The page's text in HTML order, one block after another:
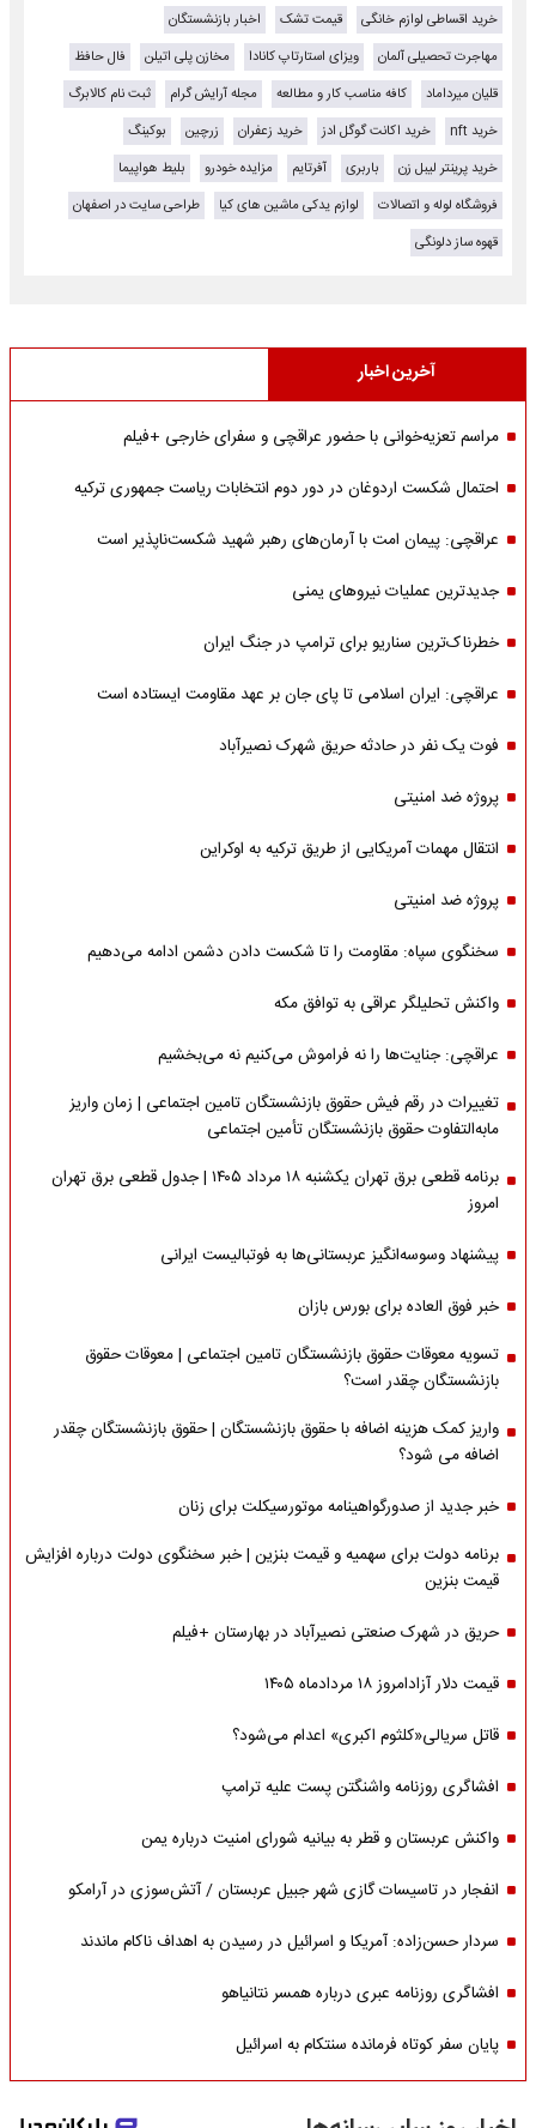
خرید اقساطی لوازم خانگی قیمت تشک
اخبار بازنشستگان
مهاجرت تحصیلی آلمان
ویزای استارتاپ کانادا مخازن پلی اتیلن
فال حافظ
قلیان میرداماد
کافه مناسب کار و مطالعه مجله آرایش گرام
ثبت نام کالابرگ
خرید nft
خرید اکانت گوگل ادز خرید زعفران زرچین
بوکینگ
خرید پرینتر لیبل زن
باربری آفرتایم مزایده خودرو
بلیط هواپیما
فروشگاه لوله و اتصالات
لوازم یدکی ماشین های کیا
طراحی سایت در اصفهان
قهوه ساز دلونگی
آخرین اخبار
مراسم تعزیه‌خوانی با حضور عراقچی و سفرای خارجی +فیلم
احتمال شکست اردوغان در دور دوم انتخابات ریاست جمهوری ترکیه
عراقچی: پیمان امت با آرمان‌های رهبر شهید شکست‌ناپذیر است
جدیدترین عملیات نیروهای یمنی
خطرناک‌ترین سناریو برای ترامپ در جنگ ایران
عراقچی: ایران اسلامی تا پای جان بر عهد مقاومت ایستاده است
فوت یک نفر در حادثه حریق شهرک نصیرآباد
پروژه ضد امنیتی
انتقال مهمات آمریکایی از طریق ترکیه به اوکراین
پروژه ضد امنیتی
سخنگوی سپاه: مقاومت را تا شکست دادن دشمن ادامه می‌دهیم
واکنش تحلیلگر عراقی به توافق مکه
عراقچی: جنایت‌ها را نه فراموش می‌کنیم نه می‌بخشیم
تغییرات در رقم فیش حقوق بازنشستگان تامین اجتماعی | زمان واریز
مابه‌التفاوت حقوق بازنشستگان تأمین اجتماعی
برنامه قطعی برق تهران یکشنبه ۱۸ مرداد ۱۴۰۵ | جدول قطعی برق تهران
امروز
پیشنهاد وسوسه‌انگیز عربستانی‌ها به فوتبالیست ایرانی
خبر فوق العاده برای بورس بازان
تسویه معوقات حقوق بازنشستگان تامین اجتماعی | معوقات حقوق
بازنشستگان چقدر است؟
واریز کمک هزینه اضافه با حقوق بازنشستگان | حقوق بازنشستگان چقدر
اضافه می شود؟
خبر جدید از صدورگواهینامه موتورسیکلت برای زنان
برنامه دولت برای سهمیه و قیمت بنزین | خبر سخنگوی دولت درباره افزایش
قیمت بنزین
حریق در شهرک صنعتی نصیرآباد در بهارستان +فیلم
قیمت دلار آزادامروز ۱۸ مردادماه ۱۴۰۵
قاتل سریالی«کلثوم اکبری» اعدام می‌شود؟
افشاگری روزنامه واشنگتن پست علیه ترامپ
واکنش عربستان و قطر به بیانیه شورای امنیت درباره یمن
انفجار در تاسیسات گازی شهر جبیل عربستان / آتش‌سوزی در آرامکو
سردار حسن‌زاده: آمریکا و اسرائیل در رسیدن به اهداف ناکام ماندند
افشاگری روزنامه عبری درباره همسر نتانیاهو
پایان سفر کوتاه فرمانده سنتکام به اسرائیل